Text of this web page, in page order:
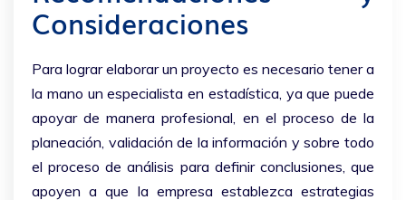
Consideraciones
Para lograr elaborar un proyecto es necesario tener a
la mano un especialista en estadística, ya que puede
apoyar de manera profesional, en el proceso de la
planeación , validación de la información y sobre todo
el proceso de análisis para definir conclusiones, que
apoyen a que la empresa establezca estrategias